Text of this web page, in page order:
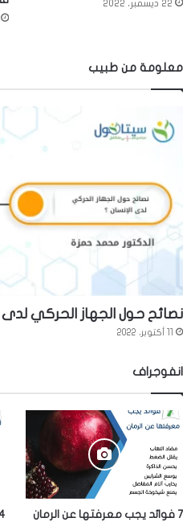
22 ديسمبر، 2022
معلومة من طبيب
نصائح حول الجهاز الحركي لدى
انفوجراف
7 فوائد يجب معرفتها عن الرمان